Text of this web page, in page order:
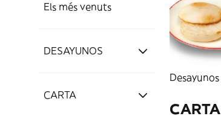
Els més venuts
DESAYUNOS
Desayunos
CARTA
Desayunos
CARTA